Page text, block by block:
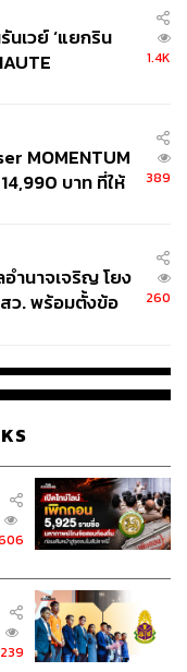
นเวย์ ‘แยกริน
1.4K
MOMENTUM
บาท ที่ให้
389
ำนาจเจริญ โยง
ว. พร้อมตั้งข้อ
260
239